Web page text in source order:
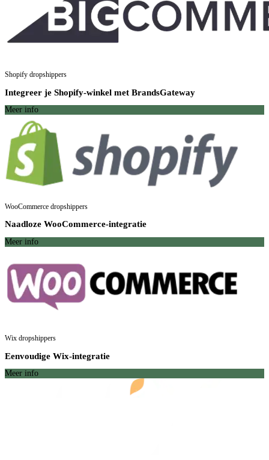
Shopify dropshippers
Integreer je Shopify-winkel met BrandsGateway
Meer info
WooCommerce dropshippers
Naadloze WooCommerce-integratie
Meer info
Wix dropshippers
Eenvoudige Wix-integratie
Meer info